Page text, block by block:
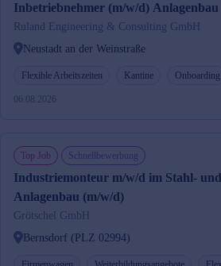
Inbetriebnehmer (m/w/d) Anlagenbau
Ruland Engineering & Consulting GmbH
Neustadt an der Weinstraße
Flexible Arbeitszeiten Kantine Onboarding
06.08.2026
Top Job Schnellbewerbung
Industriemonteur m/w/d im Stahl- und
Anlagenbau (m/w/d)
Grötschel GmbH
Bernsdorf (PLZ 02994)